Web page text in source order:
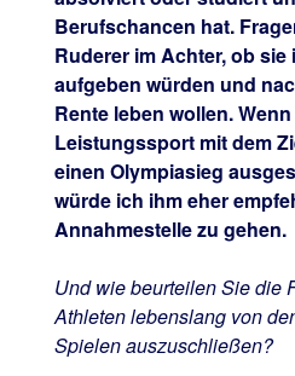
Berufschancen hat.
Ruderer im Achter, ob
aufgeben würden und
Rente leben wollen.
Leistungssport mit dem
einen Olympiasieg
würde ich ihm eher
Annahmestelle zu gehen.
Und wie beurteilen Sie die
Athleten lebenslang von
Spielen auszuschließen?